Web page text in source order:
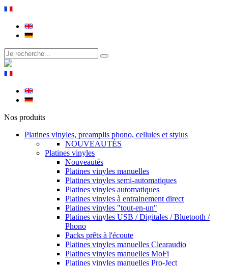
Nos produits
Platines vinyles, preamplis phono, cellules et stylus
NOUVEAUTÉS
Platines vinyles
Nouveautés
Platines vinyles manuelles
Platines vinyles semi-automatiques
Platines vinyles automatiques
Platines vinyles à entrainement direct
Platines vinyles "tout-en-un"
Platines vinyles USB / Digitales / Bluetooth /
Phono
Packs prêts à l'écoute
Platines vinyles manuelles Clearaudio
Platines vinyles manuelles MoFi
Platines vinyles manuelles Pro-Ject